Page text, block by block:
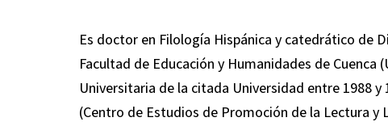
Es doctor en Filología Hispánica y catedrático de
Facultad de Educación y Humanidades de Cuenca
Universitaria de la citada Universidad entre 1988
(Centro de Estudios de Promoción de la Lectura